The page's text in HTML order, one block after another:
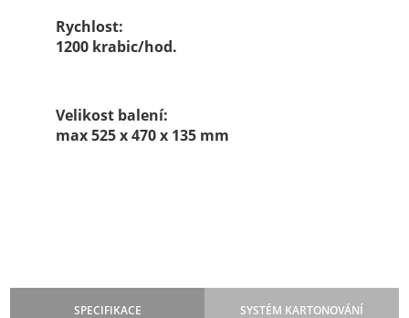
Rychlost:
1200 krabic/hod.
Velikost balení:
max 525 x 470 x 135 mm
SPECIFIKACE SYSTÉM KARTONOVÁNÍ